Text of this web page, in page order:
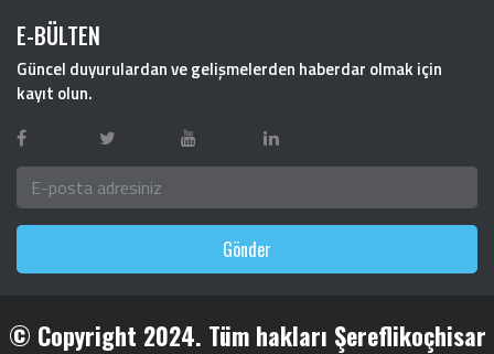
E-BÜLTEN
Güncel duyurulardan ve gelişmelerden haberdar olmak için
kayıt olun.
Gönder
© Copyright 2024. Tüm hakları Şereflikoçhisar